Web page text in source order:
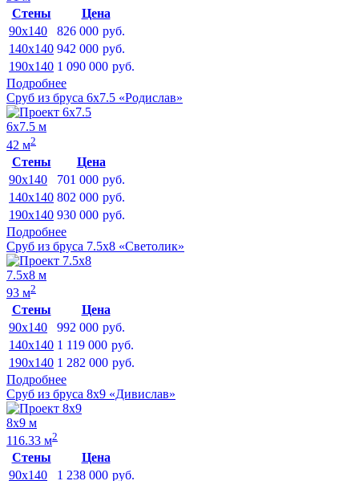
Стены
Цена
90x140
826 000 руб.
140x140 942 000 руб.
190x140 1 090 000 руб.
Подробнее
Сруб из бруса 6х7.5 «Родислав»
6х7.5 м
42 м2
Стены
Цена
90x140
701 000 руб.
140x140 802 000 руб.
190x140 930 000 руб.
Подробнее
Сруб из бруса 7.5х8 «Светолик»
7.5х8 м
93 м2
Стены
Цена
90x140
992 000 руб.
140x140 1 119 000 руб.
190x140 1 282 000 руб.
Подробнее
Сруб из бруса 8х9 «Дивислав»
8х9 м
116.33 м2
Стены
Цена
90x140
1 238 000 руб.